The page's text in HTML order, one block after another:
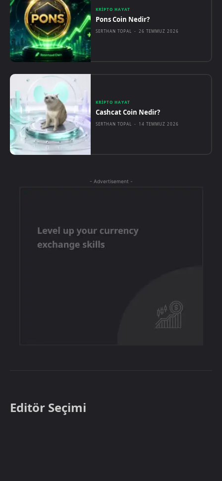
KRIPTO HAYAT
Pons Coin Nedir?
SERTHAN TOPAL - 26 TEMMUZ 2026
KRIPTO HAYAT
Cashcat Coin Nedir?
SERTHAN TOPAL - 14 TEMMUZ 2026
- Advertisement -
Editör Seçimi